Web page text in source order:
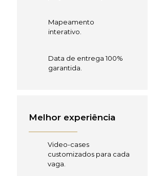
Mapeamento
interativo.
Data de entrega 100%
garantida.
Melhor experiência
Video-cases
customizados para cada
vaga.